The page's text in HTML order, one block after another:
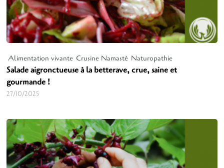
Alimentation vivante Crusine Namasté Naturopathie
Salade aigronctueuse à la betterave, crue, saine et
gourmande !
27/10/2025